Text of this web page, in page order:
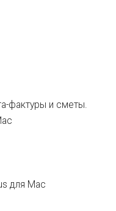
фактуры и сметы.
для Mac